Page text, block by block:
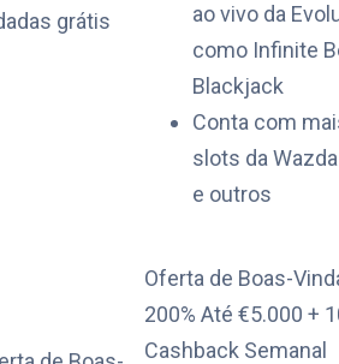
grátis
ao vivo da
como Infinite
Blackjack
Conta com
slots da
e outros
Oferta de Boas-
200% Até €5.000 +
Cashback Semanal